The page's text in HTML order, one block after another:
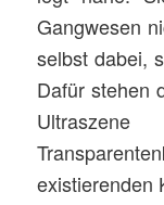
Gangwesen
selbst dabei,
Dafür stehen
existierenden